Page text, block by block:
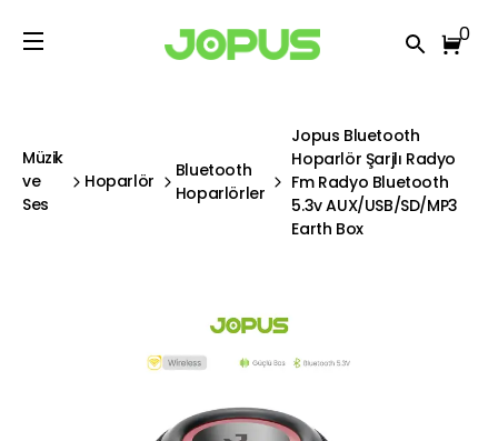
0
Müzik
ve
Ses
Hoparlör
Bluetooth
Hoparlörler
Jopus Bluetooth
Hoparlör Şarjlı Radyo
Fm Radyo Bluetooth
5.3v AUX/USB/SD/MP3
Earth Box